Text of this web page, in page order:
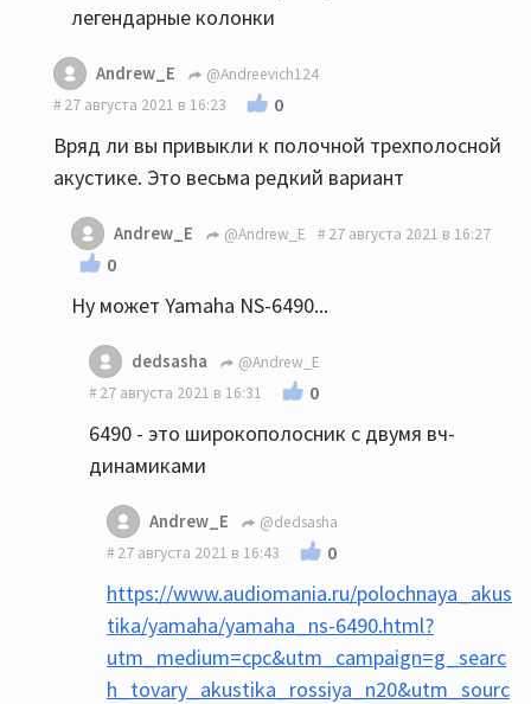
легендарные колонки
Andrew_E
@Andreevich124
27 августа 2021 в 16:23
0
Вряд ли вы привыкли к полочной трехполосной
акустике. Это весьма редкий вариант
Andrew_E @Andrew_E 27 августа 2021 в 16:27
0
Ну может Yamaha NS-6490...
dedsasha
@Andrew_E
27 августа 2021 в 16:31
0
6490 - это широкополосник с двумя вч-
динамиками
Andrew_E
@dedsasha
27 августа 2021 в 16:43
0
https://www.audiomania.ru/polochnaya_akus
tika/yamaha/yamaha_ns-6490.html?
utm_medium=cpc&utm_campaign=g_searc
h_tovary_akustika_rossiya_n20&utm_sourc